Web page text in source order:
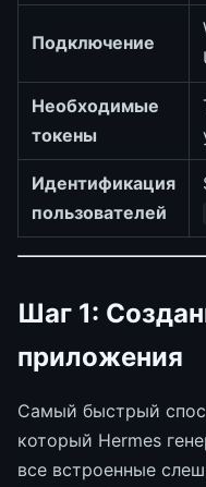
Подключение
Необходимые
токены
Идентификация
пользователей
Шаг 1:
приложения
Самый быстрый
который Hermes
все встроенные